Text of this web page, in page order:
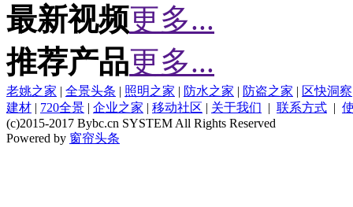
最新视频更多...
推荐产品更多...
老姚之家 | 全景头条 | 照明之家 | 防水之家 | 防盗之家 | 区快洞察
建材 | 720全景 | 企业之家 | 移动社区 | 关于我们 | 联系方式 |
(c)2015-2017 Bybc.cn SYSTEM All Rights Reserved
Powered by 窗帘头条